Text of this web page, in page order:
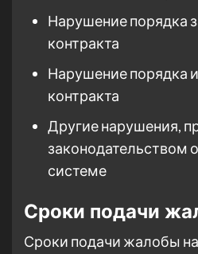
Нарушение порядка
контракта
Нарушение порядка
контракта
Другие нарушения,
законодательством
системе
Сроки подачи
Сроки подачи жалобы